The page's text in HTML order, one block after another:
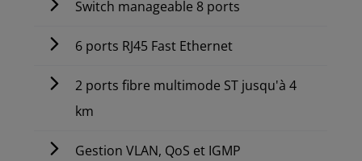
Switch manageable 8 ports
6 ports RJ45 Fast Ethernet
2 ports fibre multimode ST jusqu'à 4
km
Gestion VLAN, QoS et IGMP